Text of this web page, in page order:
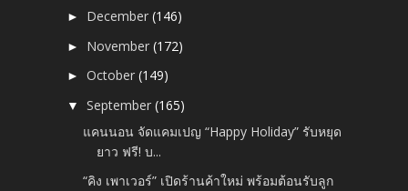
► December(146)
► November(172)
►October(149)
▼September(165)
แคนนอน จัดแคมเปญ “Happy Holiday” รับหยุด
ยาว ฟรี! บ...
“คิง เพาเวอร์” เปิดร้านค้าใหม่ พร้อมต้อนรับลูก